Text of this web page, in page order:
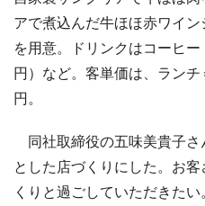
アで煮込んだ牛ほほ赤ワイ
を用意。ドリンクはコーヒ
円）など。客単価は、ラン
円。
同社取締役の五味美貴子さ
とした店づくりにした。お
くりと過ごしていただきた